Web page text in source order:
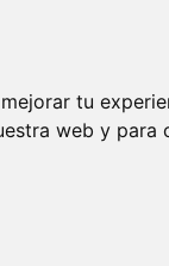
tu
web y